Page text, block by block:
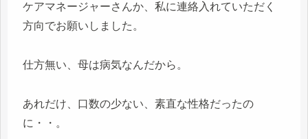
ケアマネージャーさんか、私に連絡入れていただく
方向でお願いしました。
仕方無い、母は病気なんだから。
あれだけ、口数の少ない、素直な性格だったの
に・・。